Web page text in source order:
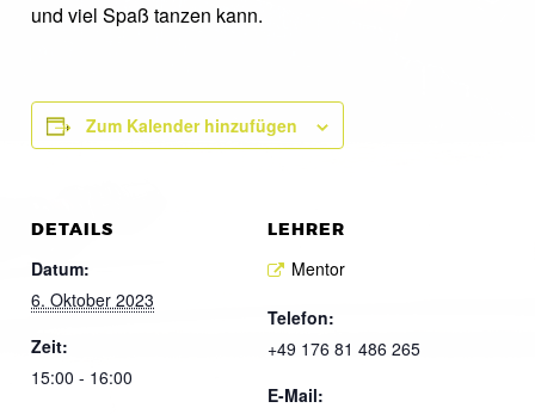
und viel Spaß tanzen kann.
Zum Kalender hinzufügen
DETAILS
Datum:
6. Oktober 2023
Zeit:
15:00 - 16:00
LEHRER
Mentor
Telefon:
+49 176 81 486 265
E-Mail: